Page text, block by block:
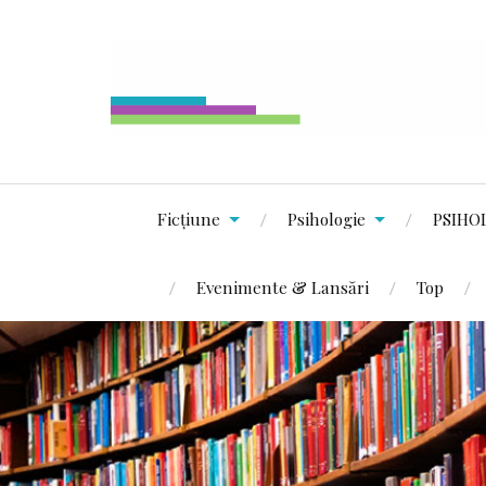
Ficțiune Psihologie
Evenimente & Lansări Top